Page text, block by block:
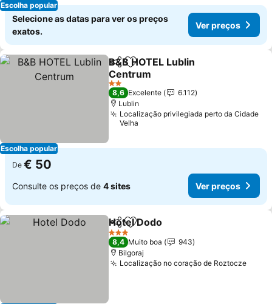
Escolha popular
Selecione as datas para ver os preços
exatos.
Ver preços
Escolha popular
PartilharAdicionar aos favoritos
B&B HOTEL Lublin
Centrum
2 Estrelas
8,6 Excelente
6.112
Lublin
Localização privilegiada perto da Cidade
Velha
De € 50
Consulte os preços de 4 sites Ver preços
PartilharAdicionar aos favoritos
Hotel Dodo
3 Estrelas
8,4 Muito boa
943
Bilgoraj
Localização no coração de Roztocze